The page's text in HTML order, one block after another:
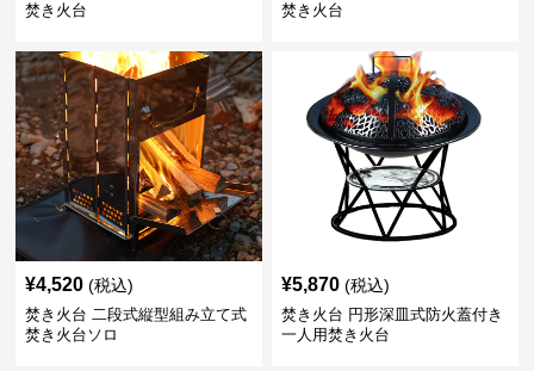
焚き火台
焚き火台
¥4,520 (税込)
焚き火台 二段式縦型組み立て式
焚き火台ソロ
¥5,870 (税込)
焚き火台 円形深皿式防火蓋付き
一人用焚き火台